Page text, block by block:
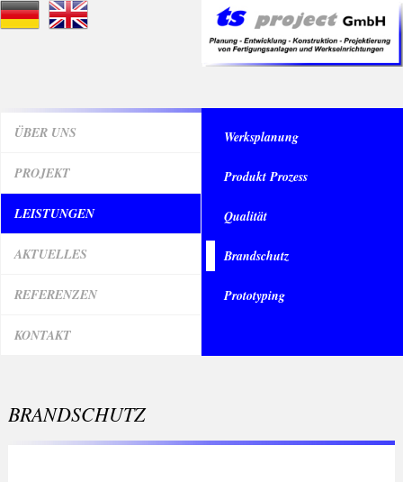
ÜBER UNS
PROJEKT
LEISTUNGEN
Werksplanung
Produkt Prozess
Qualität
Brandschutz
Prototyping
AKTUELLES
REFERENZEN
KONTAKT
BRANDSCHUTZ